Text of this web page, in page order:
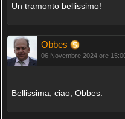
Un tramonto bellissimo!
Obbes
06 Novembre 2024 ore
Bellissima, ciao, Obbes.